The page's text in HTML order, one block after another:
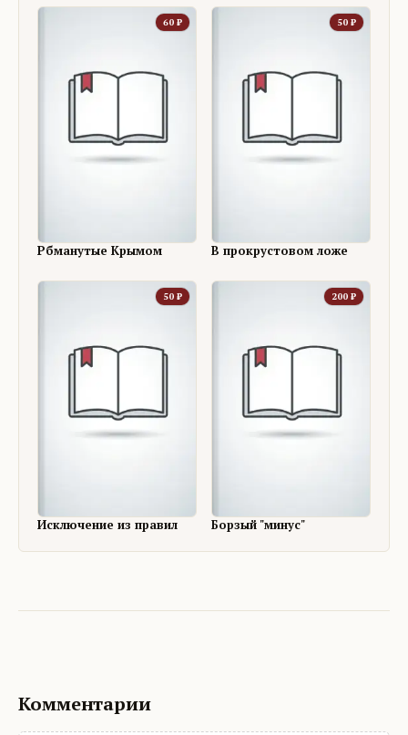
60 ₽
Рбманутые Крымом
50 ₽
В прокрустовом ложе
50 ₽
Исключение из правил
200 ₽
Борзый "минус"
Комментарии